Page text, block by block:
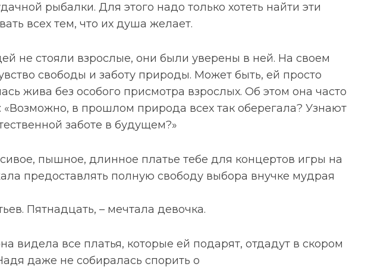
рыбалки. Для этого надо только хотеть найти эти
всех тем, что их душа желает.
не стояли взрослые, они были уверены в ней. На своем
свободы и заботу природы. Может быть, ей просто
жива без особого присмотра взрослых. Об этом она часто
«Возможно, в прошлом природа всех так оберегала? Узнают
заботе в будущем?»
пышное, длинное платье тебе для концертов игры на
предоставлять полную свободу выбора внучке мудрая
Пятнадцать, – мечтала девочка.
видела все платья, которые ей подарят, отдадут в скором
даже не собиралась спорить о